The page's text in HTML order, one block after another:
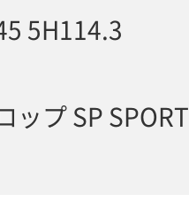
5H114.3
ップ SP